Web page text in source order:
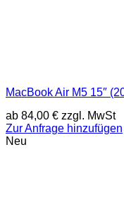
MacBook Air M5 15″
ab 84,00 € zzgl. MwSt
Zur Anfrage hinzufügen
Neu